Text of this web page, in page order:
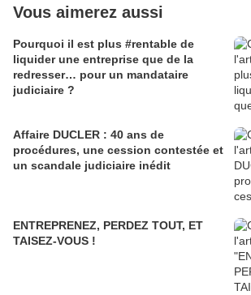
Vous aimerez aussi
Pourquoi il est plus #rentable de
liquider une entreprise que de la
redresser… pour un mandataire
judiciaire ?
Affaire DUCLER : 40 ans de
procédures, une cession contestée et
un scandale judiciaire inédit
ENTREPRENEZ, PERDEZ TOUT, ET
TAISEZ-VOUS !